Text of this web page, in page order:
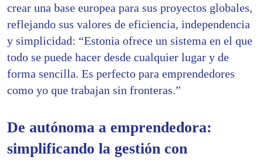
crear una base europea para sus proyectos globales,
reflejando sus valores de eficiencia, independencia
y simplicidad: “Estonia ofrece un sistema en el que
todo se puede hacer desde cualquier lugar y de
forma sencilla. Es perfecto para emprendedores
como yo que trabajan sin fronteras.”
De autónoma a emprendedora:
simplificando la gestión con